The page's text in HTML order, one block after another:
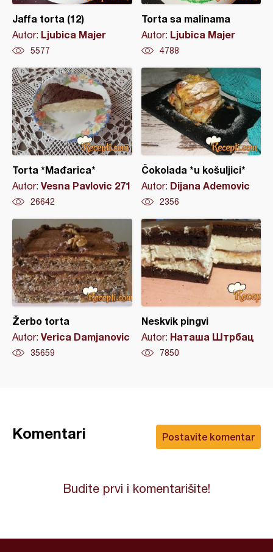
Jaffa torta (12)
Autor: Ljubica Majer
5577
Torta sa malinama
Autor: Ljubica Majer
4788
Torta *Mađarica*
Autor: Vesna Pavlovic 271
26642
Čokolada *u košuljici*
Autor: Dijana Ademovic
2356
Žerbo torta
Autor: Verica Damjanovic
35659
Neskvik pingvi
Autor: Наташа Штрбац
7850
Postavite komentar
Komentari
Budite prvi i komentarišite!